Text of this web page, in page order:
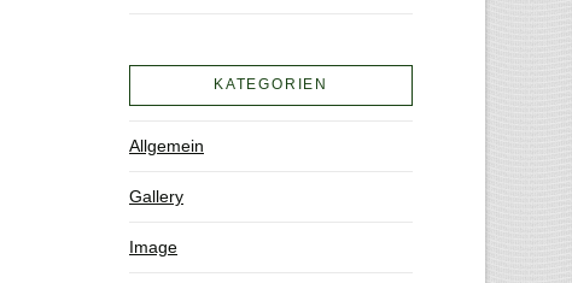
KATEGORIEN
Allgemein
Gallery
Image